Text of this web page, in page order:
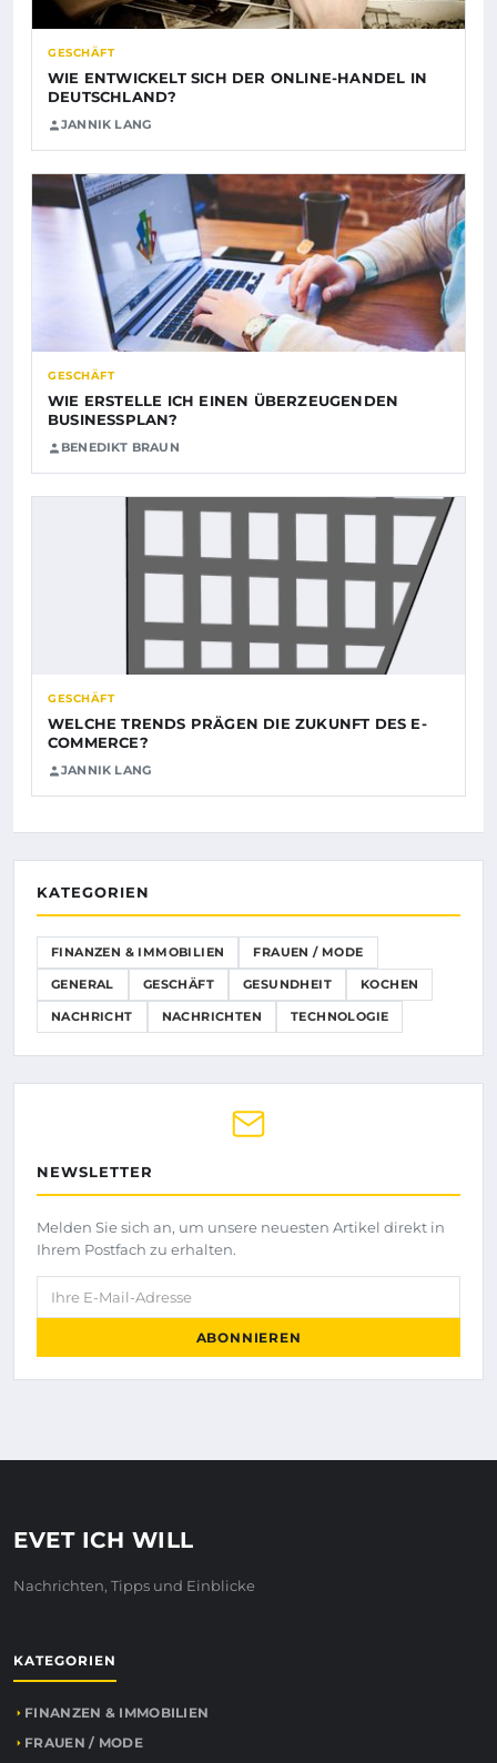
GESCHÄFT
WIE ENTWICKELT SICH DER ONLINE-HANDEL IN
DEUTSCHLAND?
JANNIK LANG
GESCHÄFT
WIE ERSTELLE ICH EINEN ÜBERZEUGENDEN
BUSINESSPLAN?
BENEDIKT BRAUN
GESCHÄFT
WELCHE TRENDS PRÄGEN DIE ZUKUNFT DES E-
COMMERCE?
JANNIK LANG
KATEGORIEN
FINANZEN & IMMOBILIEN FRAUEN / MODE
GENERAL GESCHÄFT GESUNDHEIT KOCHEN
NACHRICHT NACHRICHTEN TECHNOLOGIE
NEWSLETTER
Melden Sie sich an, um unsere neuesten Artikel direkt in
Ihrem Postfach zu erhalten.
Ihre E-Mail-Adresse
ABONNIEREN
EVET ICH WILL
Nachrichten, Tipps und Einblicke
KATEGORIEN
FINANZEN & IMMOBILIEN
FRAUEN / MODE